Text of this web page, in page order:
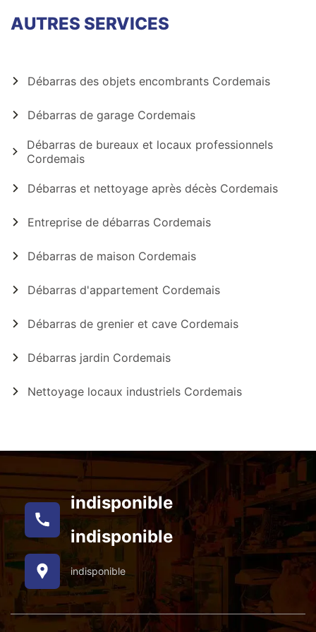
AUTRES SERVICES
Débarras des objets encombrants Cordemais
Débarras de garage Cordemais
Débarras de bureaux et locaux professionnels
Cordemais
Débarras et nettoyage après décès Cordemais
Entreprise de débarras Cordemais
Débarras de maison Cordemais
Débarras d'appartement Cordemais
Débarras de grenier et cave Cordemais
Débarras jardin Cordemais
Nettoyage locaux industriels Cordemais
indisponible
indisponible
indisponible